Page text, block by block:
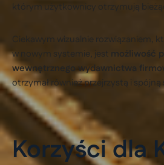
którym użytkownicy otrzymują
Ciekawym wizualnie rozwiązaniem,
w nowym systemie, jest możliwość
wewnętrznego wydawnictwa
otrzymał również przejrzystą i spójną
Korzyści dla